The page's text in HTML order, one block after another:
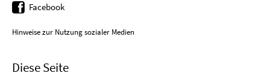
Facebook
Hinweise zur Nutzung sozialer Medien
Diese Seite